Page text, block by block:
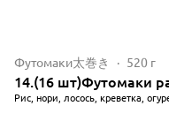
Футомаки太巻き 520 г
14.(16 шт)Футомаки
Рис, нори, лосось, креветка,